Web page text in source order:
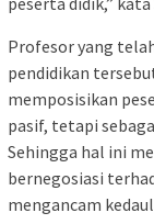
Profesor yang
pendidikan
memposisikan
pasif, tetapi
Sehingga hal ini
bernegosiasi
mengancam